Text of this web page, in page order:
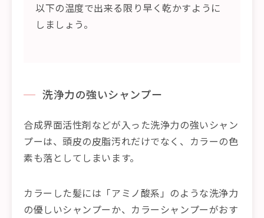
以下の温度で出来る限り早く乾かすように
しましょう。
洗浄力の強いシャンプー
合成界面活性剤などが入った洗浄力の強いシャン
プーは、頭皮の皮脂汚れだけでなく、カラーの色
素も落としてしまいます。
カラーした髪には「アミノ酸系」のような洗浄力
の優しいシャンプーか、カラーシャンプーがおす